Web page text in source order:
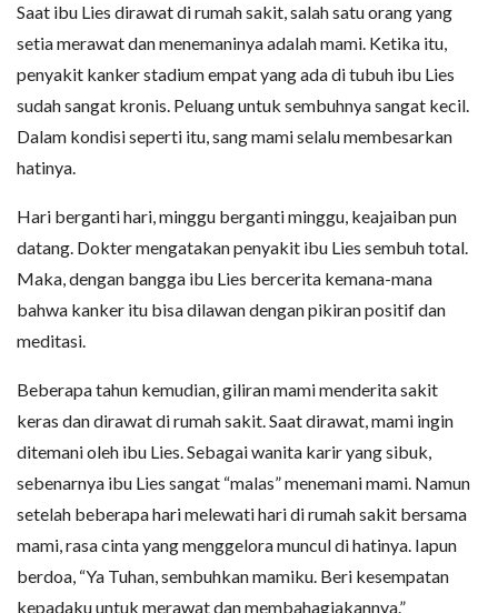
Saat ibu Lies dirawat di rumah sakit, salah satu orang yang
setia merawat dan menemaninya adalah mami. Ketika itu,
penyakit kanker stadium empat yang ada di tubuh ibu Lies
sudah sangat kronis. Peluang untuk sembuhnya sangat kecil.
Dalam kondisi seperti itu, sang mami selalu membesarkan
hatinya.
Hari berganti hari, minggu berganti minggu, keajaiban pun
datang. Dokter mengatakan penyakit ibu Lies sembuh total.
Maka, dengan bangga ibu Lies bercerita kemana-mana
bahwa kanker itu bisa dilawan dengan pikiran positif dan
meditasi.
Beberapa tahun kemudian, giliran mami menderita sakit
keras dan dirawat di rumah sakit. Saat dirawat, mami ingin
ditemani oleh ibu Lies. Sebagai wanita karir yang sibuk,
sebenarnya ibu Lies sangat “malas” menemani mami. Namun
setelah beberapa hari melewati hari di rumah sakit bersama
mami, rasa cinta yang menggelora muncul di hatinya. Iapun
berdoa, “Ya Tuhan, sembuhkan mamiku. Beri kesempatan
kepadaku untuk merawat dan membahagiakannya.”